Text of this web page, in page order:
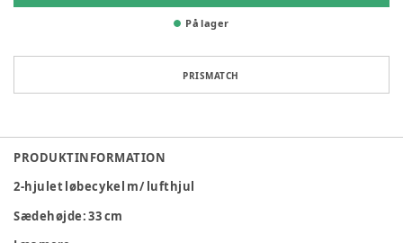
På lager
PRISMATCH
PRODUKTINFORMATION
2-hjulet løbecykel m/ lufthjul
Sædehøjde: 33 cm